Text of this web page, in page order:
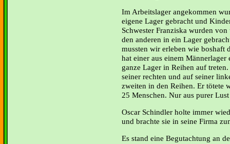
Im Arbeitslager angekommen
eigene Lager gebracht und
Schwester Franziska wurden
den anderen in ein Lager
mussten wir erleben wie boshaft
hat einer aus einem
ganze Lager in Reihen auf
seiner rechten und auf seiner
zweiten in den Reihen. Er tötete
25 Menschen. Nur aus purer
Oscar Schindler holte immer
und brachte sie in seine Firma
Es stand eine Begutachtung an